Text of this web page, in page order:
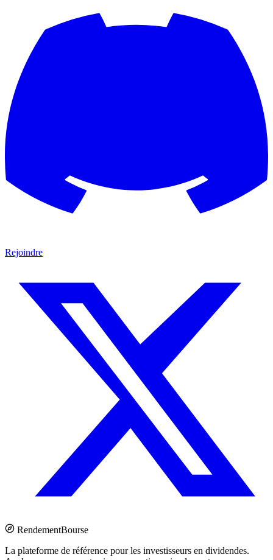
Rejoindre
RendementBourse
La plateforme de référence pour les investisseurs en dividendes.